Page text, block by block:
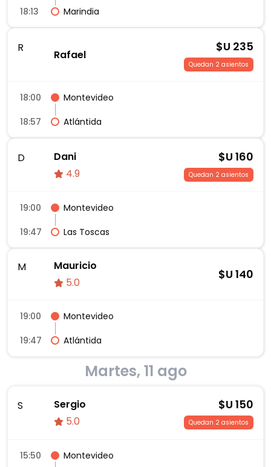
18:13
Marindia
R
Rafael
$U 235
Quedan 2 asientos
18:00
Montevideo
18:57
Atlántida
D
Dani
4.9
$U 160
Quedan 2 asientos
19:00
Montevideo
19:47
Las Toscas
M
Mauricio
5.0
$U 140
19:00
Montevideo
19:47
Atlántida
Martes, 11 ago
S
Sergio
5.0
$U 150
Quedan 2 asientos
15:50
Montevideo